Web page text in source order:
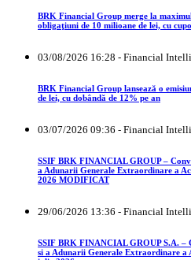
BRK Financial Group merge la
obligaţiuni de 10 milioane de lei, cu
03/08/2026 16:28 - Financial
BRK Financial Group lansează o
de lei, cu dobândă de 12% pe an
03/07/2026 09:36 - Financial
SSIF BRK FINANCIAL GROUP –
a Adunarii Generale Extraordinare a
2026 MODIFICAT
29/06/2026 13:36 - Financial
SSIF BRK FINANCIAL GROUP S.A.
si a Adunarii Generale Extraordinare